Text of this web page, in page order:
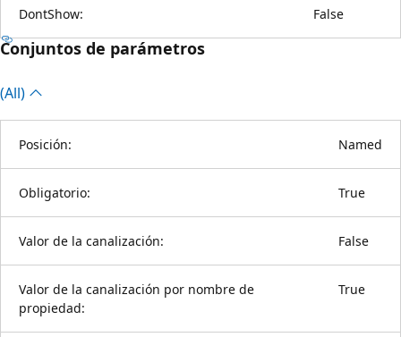
DontShow: False
Conjuntos de parámetros
(All)
Posición: Named
Obligatorio: True
Valor de la canalización: False
Valor de la canalización por nombre de
propiedad:
True